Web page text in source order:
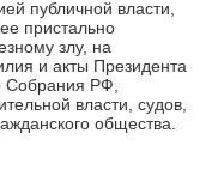
публичной власти,
пристально
злу, на
и акты Президента
Собрания РФ,
власти, судов,
общества.